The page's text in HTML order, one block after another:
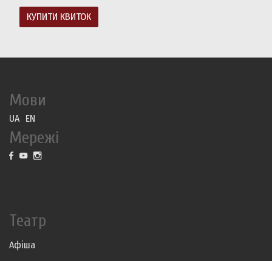
КУПИТИ КВИТОК
Мови
UA EN
Мережі
Театр
Афіша